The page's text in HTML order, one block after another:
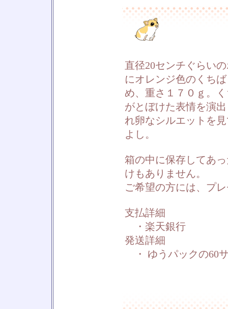
直径20センチぐらい
にオレンジ色のくち
め、重さ１７０ｇ。
がとぼけた表情を演
れ卵なシルエットを
よし。
箱の中に保存してあ
けもありません。
ご希望の方には、プ
支払詳細
・楽天銀行
発送詳細
・ ゆうパックの60